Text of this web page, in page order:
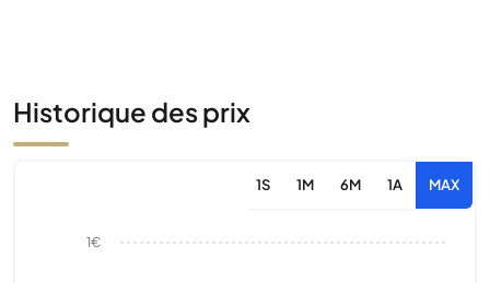
Historique des prix
1S 1M 6M 1A MAX
1€